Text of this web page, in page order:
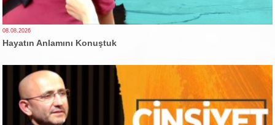
08.08.2026
Hayatın Anlamını Konuştuk